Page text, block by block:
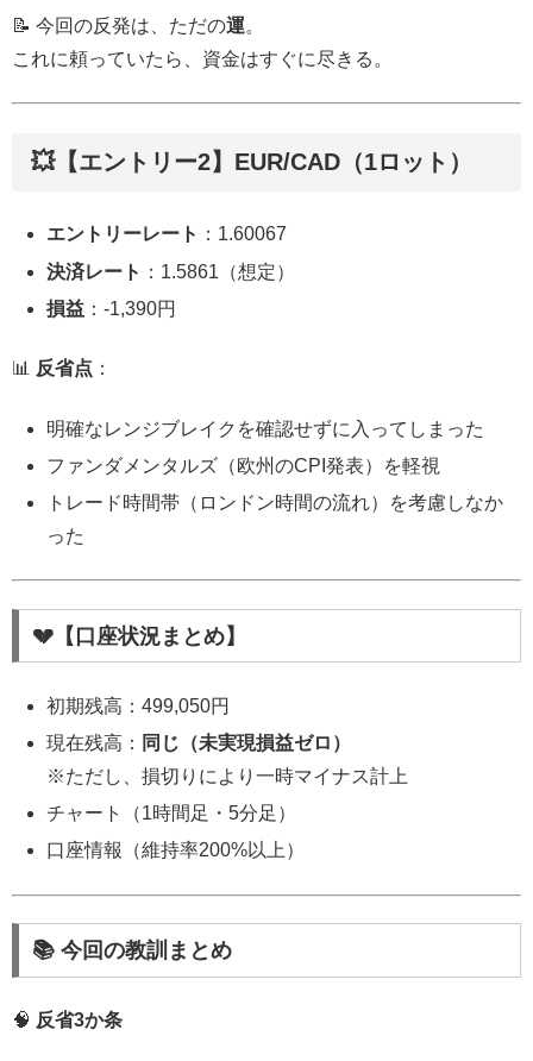
📝 今回の反発は、ただの運。
これに頼っていたら、資金はすぐに尽きる。
💥【エントリー2】EUR/CAD（1ロット）
エントリーレート ：1.60067
決済レート ：1.5861（想定）
損益 ：‐1,390円
📊 反省点 ：
明確なレンジブレイクを確認せずに入ってしまった
ファンダメンタルズ（欧州のCPI発表）を軽視
トレード時間帯（ロンドン時間の流れ）を考慮しなか
った
💔【口座状況まとめ】
初期残高：499,050円
現在残高： 同じ（未実現損益ゼロ）
※ただし、損切りにより一時マイナス計上
チャート（1時間足・5分足）
口座情報（維持率200%以上）
📚 今回の教訓まとめ
🧠 反省3か条